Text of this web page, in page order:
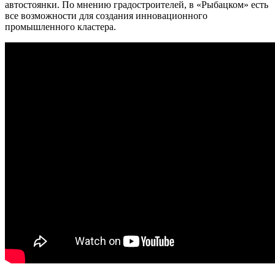
автостоянки. По мнению градостроителей, в «Рыбацком» есть
все возможности для создания инновационного
промышленного кластера.